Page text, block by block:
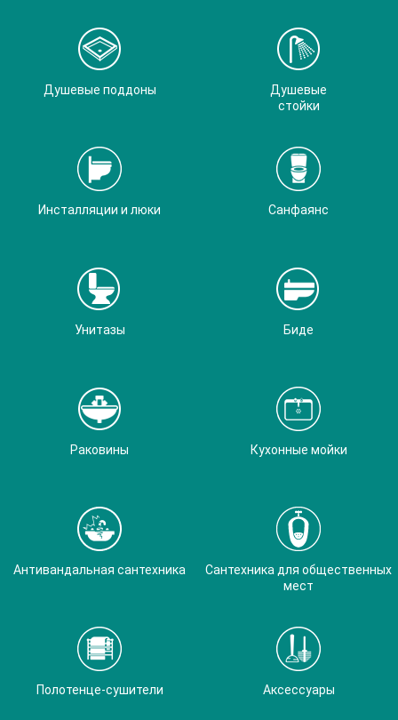
Душевые поддоны
Душевые
стойки
Инсталляции и люки Санфаянс
Унитазы Биде
Раковины Кухонные мойки
Антивандальная сантехника
Сантехника для общественных
мест
Полотенце-сушители Аксессуары